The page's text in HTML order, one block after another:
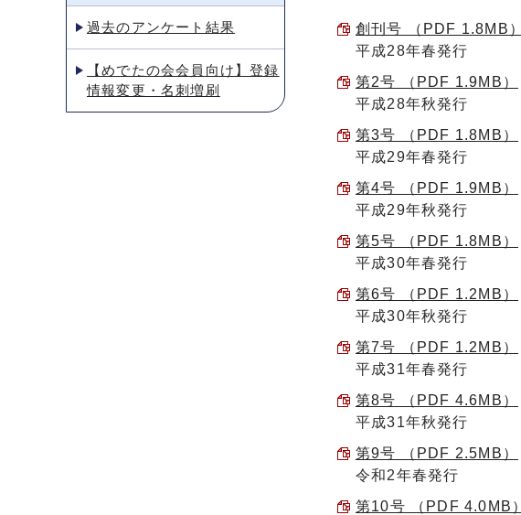
創刊号 （PDF 1.8MB）
平成28年春発行
第2号 （PDF 1.9MB）
平成28年秋発行
第3号 （PDF 1.8MB）
平成29年春発行
第4号 （PDF 1.9MB）
平成29年秋発行
第5号 （PDF 1.8MB）
平成30年春発行
第6号 （PDF 1.2MB）
平成30年秋発行
第7号 （PDF 1.2MB）
平成31年春発行
第8号 （PDF 4.6MB）
平成31年秋発行
第9号 （PDF 2.5MB）
令和2年春発行
第10号 （PDF 4.0MB）
過去のアンケート結果
【めでたの会会員向け】登録
情報変更・名刺増刷